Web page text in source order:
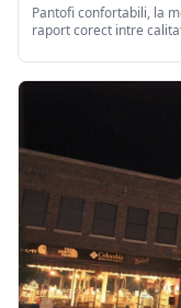
Pantofi confortabili, la
raport corect intre
in comertul en detail
primului magazin in